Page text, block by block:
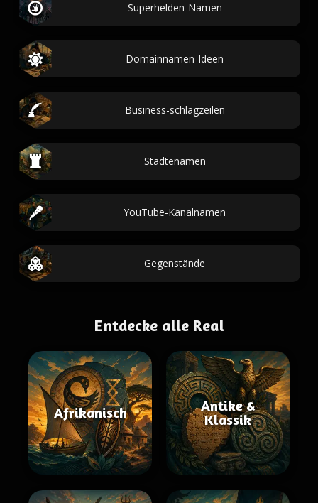
Superhelden-Namen
Domainnamen-Ideen
Business-schlagzeilen
Städtenamen
YouTube-Kanalnamen
Gegenstände
Entdecke alle Real
Afrikanisch
Antike &
Klassik